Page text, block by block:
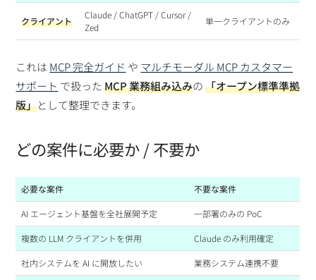
クライアント
Claude / ChatGPT / Cursor /
Zed
単一クライアントのみ
これは MCP 完全ガイド や マルチモーダル MCP カスタマー
サポート で扱ったMCP 業務組み込みの「オープン標準準拠
版」として整理できます。
どの案件に必要か / 不要か
必要な案件 不要な案件
AI エージェント基盤を全社展開予定 一部署のみの PoC
複数の LLM クライアントを併用 Claude のみ利用確定
社内システムを AI に開放したい 業務システム連携不要